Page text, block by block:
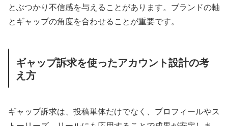
とぶつかり不信感を与えることがあります。ブランドの軸
とギャップの角度を合わせることが重要です。
ギャップ訴求を使ったアカウント設計の考
え方
ギャップ訴求は、投稿単体だけでなく、プロフィールやス